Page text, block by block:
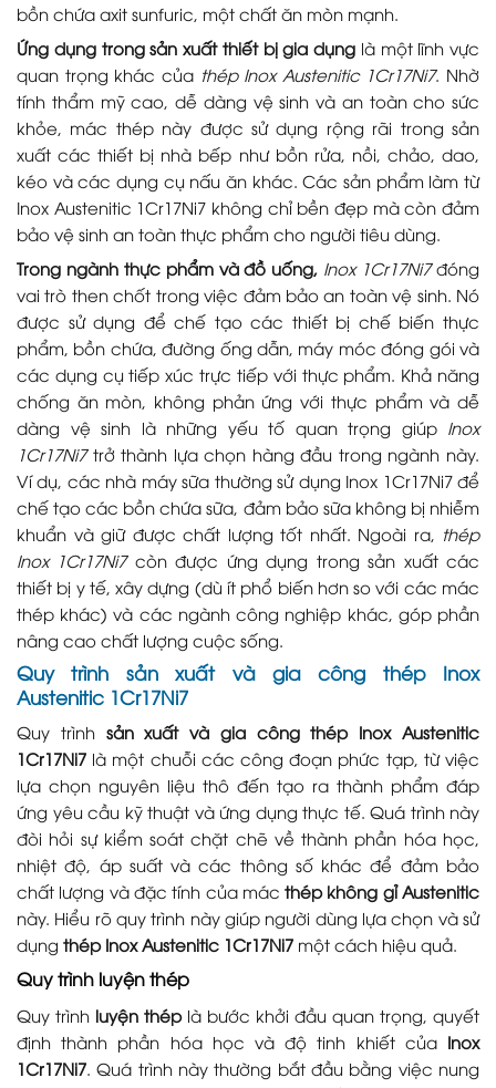
bồn chứa axit sunfuric, một chất ăn mòn mạnh.
Ứng dụng trong sản xuất thiết bị gia dụng là một lĩnh vực
quan trọng khác của thép Inox Austenitic 1Cr17Ni7. Nhờ
tính thẩm mỹ cao, dễ dàng vệ sinh và an toàn cho sức
khỏe, mác thép này được sử dụng rộng rãi trong sản
xuất các thiết bị nhà bếp như bồn rửa, nồi, chảo, dao,
kéo và các dụng cụ nấu ăn khác. Các sản phẩm làm từ
Inox Austenitic 1Cr17Ni7 không chỉ bền đẹp mà còn đảm
bảo vệ sinh an toàn thực phẩm cho người tiêu dùng.
Trong ngành thực phẩm và đồ uống, Inox 1Cr17Ni7đóng
vai trò then chốt trong việc đảm bảo an toàn vệ sinh. Nó
được sử dụng để chế tạo các thiết bị chế biến thực
phẩm, bồn chứa, đường ống dẫn, máy móc đóng gói và
các dụng cụ tiếp xúc trực tiếp với thực phẩm. Khả năng
chống ăn mòn, không phản ứng với thực phẩm và dễ
dàng vệ sinh là những yếu tố quan trọng giúp Inox
1Cr17Ni7trở thành lựa chọn hàng đầu trong ngành này.
Ví dụ, các nhà máy sữa thường sử dụng Inox 1Cr17Ni7 để
chế tạo các bồn chứa sữa, đảm bảo sữa không bị nhiễm
khuẩn và giữ được chất lượng tốt nhất. Ngoài ra, thép
Inox 1Cr17Ni7còn được ứng dụng trong sản xuất các
thiết bị y tế, xây dựng (dù ít phổ biến hơn so với các mác
thép khác) và các ngành công nghiệp khác, góp phần
nâng cao chất lượng cuộc sống.
Quy trình sản xuất và gia công thép Inox
Austenitic 1Cr17Ni7
Quy trình sản xuất và gia công thép Inox Austenitic
1Cr17Ni7 là một chuỗi các công đoạn phức tạp, từ việc
lựa chọn nguyên liệu thô đến tạo ra thành phẩm đáp
ứng yêu cầu kỹ thuật và ứng dụng thực tế. Quá trình này
đòi hỏi sự kiểm soát chặt chẽ về thành phần hóa học,
nhiệt độ, áp suất và các thông số khác để đảm bảo
chất lượng và đặc tính của mácthép không gỉ Austenitic
này. Hiểu rõ quy trình này giúp người dùng lựa chọn và sử
dụng thép Inox Austenitic 1Cr17Ni7 một cách hiệu quả.
Quy trình luyện thép
Quy trình luyện théplà bước khởi đầu quan trọng, quyết
định thành phần hóa học và độ tinh khiết của Inox
1Cr17Ni7. Quá trình này thường bắt đầu bằng việc nung